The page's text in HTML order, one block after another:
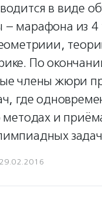
в виде
марафона из 4
По
члены жюри
где
методах и
29.02.2016